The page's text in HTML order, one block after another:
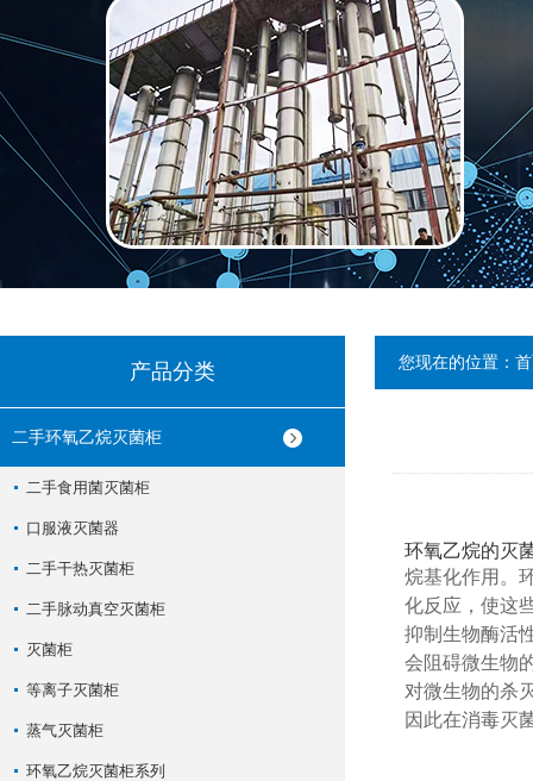
产品分类
二手环氧乙烷灭菌柜
二手食用菌灭菌柜
口服液灭菌器
二手干热灭菌柜
二手脉动真空灭菌柜
灭菌柜
等离子灭菌柜
蒸气灭菌柜
环氧乙烷灭菌柜系列
您现在的位置：
环氧乙烷的灭
烷基化作用。
化反应，使这
抑制生物酶活
会阻碍微生物
对微生物的杀
因此在消毒灭